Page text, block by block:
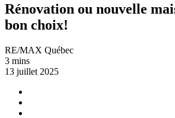
Rénovation ou nouvelle
bon choix!
RE/MAX Québec
3 mins
13 juillet 2025